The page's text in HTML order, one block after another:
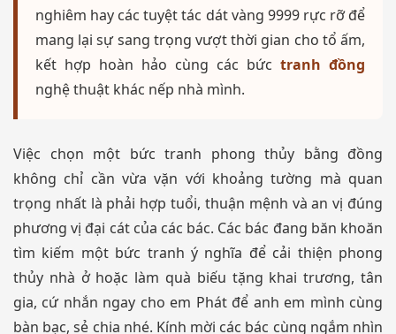
nghiêm hay các tuyệt tác dát vàng 9999 rực rỡ để
mang lại sự sang trọng vượt thời gian cho tổ ấm,
kết hợp hoàn hảo cùng các bức tranh đồng
nghệ thuật khác nếp nhà mình.
Việc chọn một bức tranh phong thủy bằng đồng
không chỉ cần vừa vặn với khoảng tường mà quan
trọng nhất là phải hợp tuổi, thuận mệnh và an vị đúng
phương vị đại cát của các bác. Các bác đang băn khoăn
tìm kiếm một bức tranh ý nghĩa để cải thiện phong
thủy nhà ở hoặc làm quà biếu tặng khai trương, tân
gia, cứ nhắn ngay cho em Phát để anh em mình cùng
bàn bạc, sẻ chia nhé. Kính mời các bác cùng ngắm nhìn